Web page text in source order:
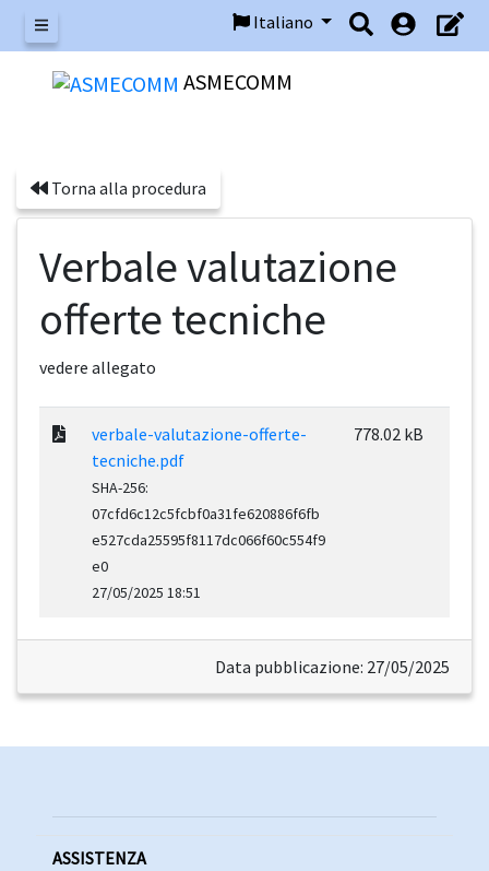
Menu
Italiano
ASMECOMM
Torna alla procedura
Verbale valutazione
offerte tecniche
vedere allegato
verbale-valutazione-offerte-
tecniche.pdf
SHA-256:
07cfd6c12c5fcbf0a31fe620886f6fb
e527cda25595f8117dc066f60c554f9
e0
27/05/2025 18:51
778.02 kB
Data pubblicazione: 27/05/2025
ASSISTENZA